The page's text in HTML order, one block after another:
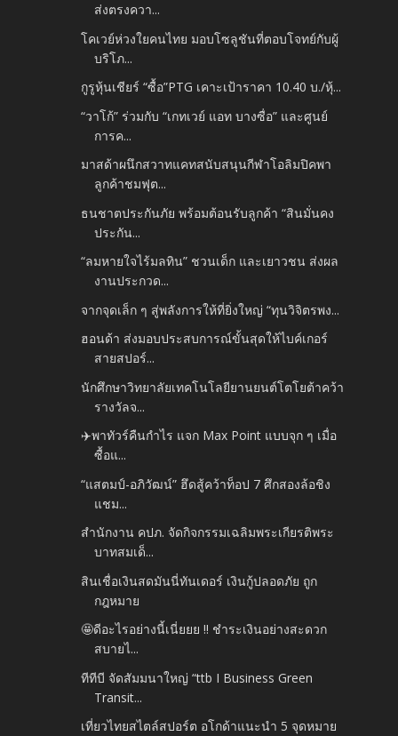
ส่งตรงควา...
โคเวย์ห่วงใยคนไทย มอบโซลูชันที่ตอบโจทย์กับผู้
บริโภ...
กูรูหุ้นเชียร์ “ซื้อ”PTG เคาะเป้าราคา 10.40 บ./หุ้...
“วาโก้” ร่วมกับ “เกทเวย์ แอท บางซื่อ” และศูนย์
การค...
มาสด้าผนึกสวาทแคทสนับสนุนกีฬาโอลิมปิคพา
ลูกค้าชมฟุต...
ธนชาตประกันภัย พร้อมต้อนรับลูกค้า “สินมั่นคง
ประกัน...
“ลมหายใจไร้มลทิน” ชวนเด็ก และเยาวชน ส่งผล
งานประกวด...
จากจุดเล็ก ๆ สู่พลังการให้ที่ยิ่งใหญ่ “ทุนวิจิตรพง...
ฮอนด้า ส่งมอบประสบการณ์ขั้นสุดให้ไบค์เกอร์
สายสปอร์...
นักศึกษาวิทยาลัยเทคโนโลยียานยนต์โตโยต้าคว้า
รางวัลจ...
✈️พาทัวร์คืนกำไร แจก Max Point แบบจุก ๆ เมื่อ
ซื้อแ...
“แสตมป์-อภิวัฒน์” ฮึดสู้คว้าท็อป 7 ศึกสองล้อชิง
แชม...
สำนักงาน คปภ. จัดกิจกรรมเฉลิมพระเกียรติพระ
บาทสมเด็...
สินเชื่อเงินสดมันนี่ทันเดอร์ เงินกู้ปลอดภัย ถูก
กฎหมาย
🤩ดีอะไรอย่างนี้เนี่ยยย !! ชำระเงินอย่างสะดวก
สบายไ...
ทีทีบี จัดสัมมนาใหญ่ “ttb I Business Green
Transit...
เที่ยวไทยสไตล์สปอร์ต อโกด้าแนะนำ 5 จุดหมาย